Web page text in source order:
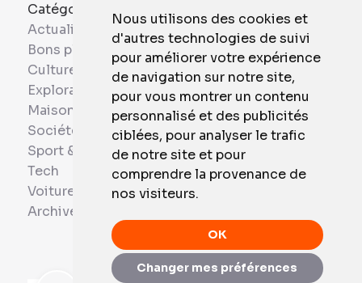
Nous utilisons des cookies et
d'autres technologies de suivi
pour améliorer votre expérience
de navigation sur notre site,
pour vous montrer un contenu
personnalisé et des publicités
ciblées, pour analyser le trafic
de notre site et pour
comprendre la provenance de
nos visiteurs.
OK
Changer mes préférences
Catégories
Actualités
Bons plans
Culture
Exploration
Maison et Domotique
Société
Sport & Santé
Tech
Voitures
Archives